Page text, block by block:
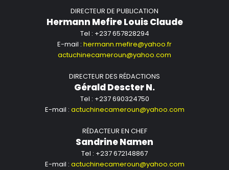
DIRECTEUR DE PUBLICATION
Hermann Mefire Louis Claude
Tel : +237 657828294
E-mail : hermann.mefire@yahoo.fr
actuchinecameroun@yahoo.com
DIRECTEUR DES RÉDACTIONS
Gérald Descter N.
Tel : +237 690324750
E-mail : actuchinecameroun@yahoo.com
RÉDACTEUR EN CHEF
Sandrine Namen
Tel : +237 672148867
E-mail : actuchinecameroun@yahoo.com